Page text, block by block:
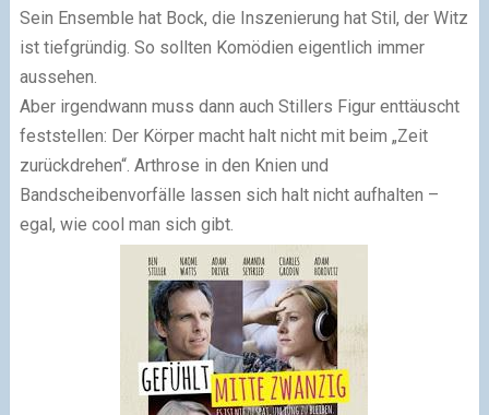
Sein Ensemble hat Bock, die Inszenierung hat Stil, der Witz
ist tiefgründig. So sollten Komödien eigentlich immer
aussehen.
Aber irgendwann muss dann auch Stillers Figur enttäuscht
feststellen: Der Körper macht halt nicht mit beim „Zeit
zurückdrehen“. Arthrose in den Knien und
Bandscheibenvorfälle lassen sich halt nicht aufhalten –
egal, wie cool man sich gibt.